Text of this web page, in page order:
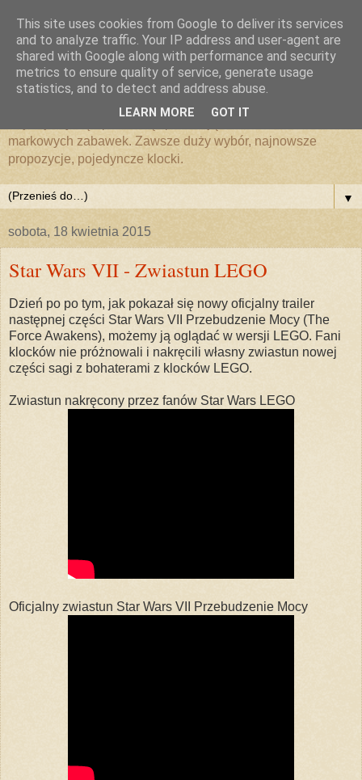
Zabawki i klocki LEGO
MojeKlocki24.pl
markowych zabawek. Zawsze duży wybór, najnowsze
propozycje, pojedyncze klocki.
▼
sobota, 18 kwietnia 2015
Star Wars VII - Zwiastun LEGO
Dzień po po tym, jak pokazał się nowy oficjalny trailer
następnej części Star Wars VII Przebudzenie Mocy (The
Force Awakens), możemy ją oglądać w wersji LEGO. Fani
klocków nie próżnowali i nakręcili własny zwiastun nowej
części sagi z bohaterami z klocków LEGO.
Zwiastun nakręcony przez fanów Star Wars LEGO
Oficjalny zwiastun Star Wars VII Przebudzenie Mocy
This site uses cookies from Google to deliver its services
and to analyze traffic. Your IP address and user-agent are
shared with Google along with performance and security
metrics to ensure quality of service, generate usage
statistics, and to detect and address abuse.
LEARN MORE GOT IT